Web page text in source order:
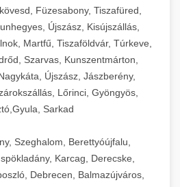
Füzesabony, Tiszafüred,
Újszász, Kisújszállás,
Martfű, Tiszaföldvár, Túrkeve,
Szarvas, Kunszentmárton,
Újszász, Jászberény,
Lőrinci, Gyöngyös,
Sarkad
Szeghalom, Berettyóújfalu,
Karcag, Derecske,
Debrecen, Balmazújváros,